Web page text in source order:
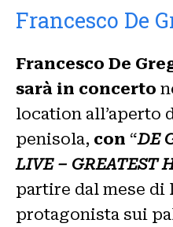
Francesco De
Francesco De
sarà in concerto
location all’aperto
penisola, con “DE
LIVE – GREATEST
partire dal mese
protagonista sui